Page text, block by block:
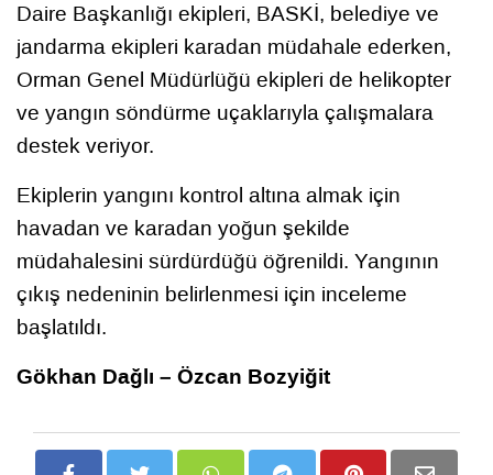
Daire Başkanlığı ekipleri, BASKİ, belediye ve
jandarma ekipleri karadan müdahale ederken,
Orman Genel Müdürlüğü ekipleri de helikopter
ve yangın söndürme uçaklarıyla çalışmalara
destek veriyor.
Ekiplerin yangını kontrol altına almak için
havadan ve karadan yoğun şekilde
müdahalesini sürdürdüğü öğrenildi. Yangının
çıkış nedeninin belirlenmesi için inceleme
başlatıldı.
Gökhan Dağlı – Özcan Bozyiğit